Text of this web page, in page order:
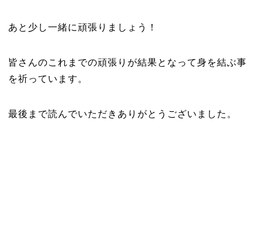
あと少し一緒に頑張りましょう！
皆さんのこれまでの頑張りが結果となって身を結ぶ事
を祈っています。
最後まで読んでいただきありがとうございました。